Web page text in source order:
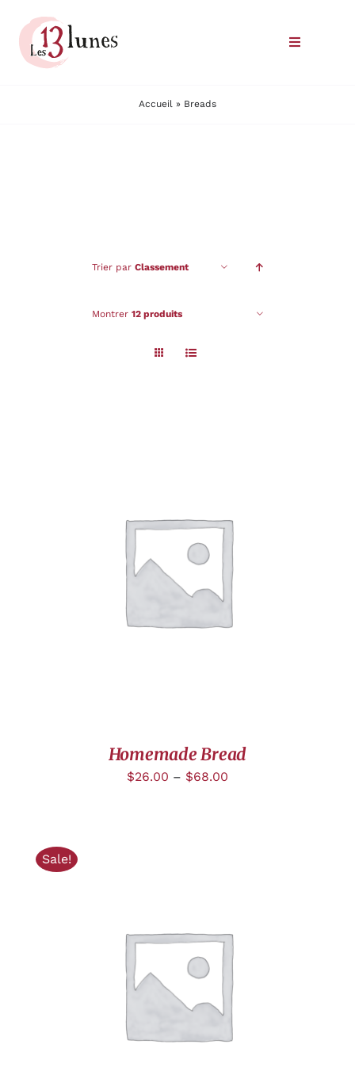
contenu
Toggle
Accueil » Breads
Trier par Classement
Montrer 12 produits
DÉTAILS
Homemade Bread
$26.00 – $68.00
Sale!
AJOUTER AU PANIER